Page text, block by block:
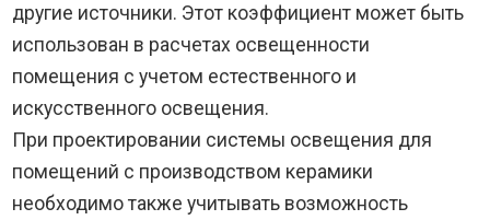
другие источники. Этот коэффициент может быть
использован в расчетах освещенности
помещения с учетом естественного и
искусственного освещения.
При проектировании системы освещения для
помещений с производством керамики
необходимо также учитывать возможность